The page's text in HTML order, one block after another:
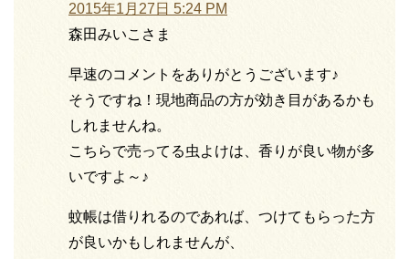
2015年1月27日 5:24 PM
森田みいこさま
早速のコメントをありがとうございます♪
そうですね！現地商品の方が効き目があるかも
しれませんね。
こちらで売ってる虫よけは、香りが良い物が多
いですよ～♪
蚊帳は借りれるのであれば、つけてもらった方
が良いかもしれませんが、